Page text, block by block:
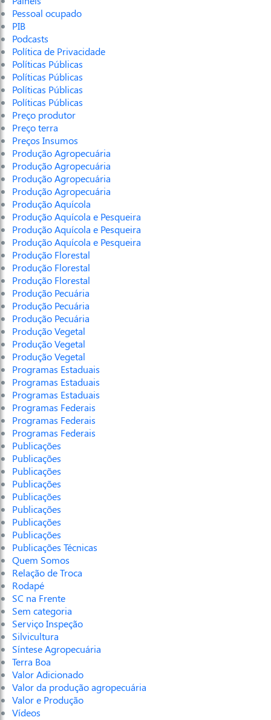
Pessoal ocupado
PIB
Podcasts
Política de Privacidade
Políticas Públicas
Políticas Públicas
Políticas Públicas
Políticas Públicas
Preço produtor
Preço terra
Preços Insumos
Produção Agropecuária
Produção Agropecuária
Produção Agropecuária
Produção Agropecuária
Produção Aquícola
Produção Aquícola e Pesqueira
Produção Aquícola e Pesqueira
Produção Aquícola e Pesqueira
Produção Florestal
Produção Florestal
Produção Florestal
Produção Pecuária
Produção Pecuária
Produção Pecuária
Produção Vegetal
Produção Vegetal
Produção Vegetal
Programas Estaduais
Programas Estaduais
Programas Estaduais
Programas Federais
Programas Federais
Programas Federais
Publicações
Publicações
Publicações
Publicações
Publicações
Publicações
Publicações
Publicações
Publicações Técnicas
Quem Somos
Relação de Troca
Rodapé
SC na Frente
Sem categoria
Serviço Inspeção
Silvicultura
Síntese Agropecuária
Terra Boa
Valor Adicionado
Valor da produção agropecuária
Valor e Produção
Vídeos